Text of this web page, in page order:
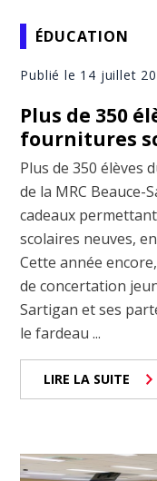
ÉDUCATION
Publié le 14 juillet
Plus de 350
fournitures
Plus de 350 élèves
de la MRC Beauce-
cadeaux
scolaires neuves,
Cette année
de concertation
Sartigan et ses
le fardeau ...
LIRE LA SUITE